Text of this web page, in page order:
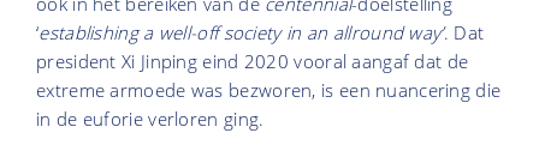
‘establishing a well-off society in an allround way’. Dat
president Xi Jinping eind 2020 vooral aangaf dat de
extreme armoede was bezworen, is een nuancering die
in de euforie verloren ging.